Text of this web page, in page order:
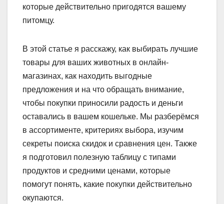
которые действительно пригодятся вашему
питомцу.
В этой статье я расскажу, как выбирать лучшие
товары для ваших животных в онлайн-
магазинах, как находить выгодные
предложения и на что обращать внимание,
чтобы покупки приносили радость и деньги
оставались в вашем кошельке. Мы разберёмся
в ассортименте, критериях выбора, изучим
секреты поиска скидок и сравнения цен. Также
я подготовил полезную таблицу с типами
продуктов и средними ценами, которые
помогут понять, какие покупки действительно
окупаются.